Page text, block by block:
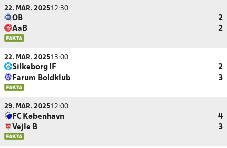
22. MAR. 202512:30
OB
2
AaB
2
22. MAR. 202513:00
Silkeborg IF
2
Farum Boldklub
3
29. MAR. 202512:00
FC København
4
Vejle B
3